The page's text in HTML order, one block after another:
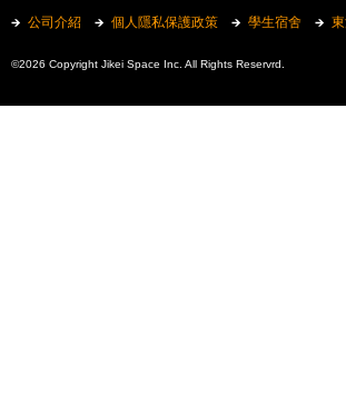
公司介紹 個人隱私保護政策 學生宿舍
©2026 Copyright Jikei Space Inc. All Rights Reservrd.